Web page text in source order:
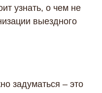
узнать, о чем не
выездного
задуматься – это